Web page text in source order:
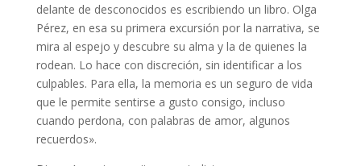
delante de desconocidos es escribiendo un libro. Olga
Pérez, en esa su primera excursión por la narrativa, se
mira al espejo y descubre su alma y la de quienes la
rodean. Lo hace con discreción, sin identificar a los
culpables. Para ella, la memoria es un seguro de vida
que le permite sentirse a gusto consigo, incluso
cuando perdona, con palabras de amor, algunos
recuerdos».